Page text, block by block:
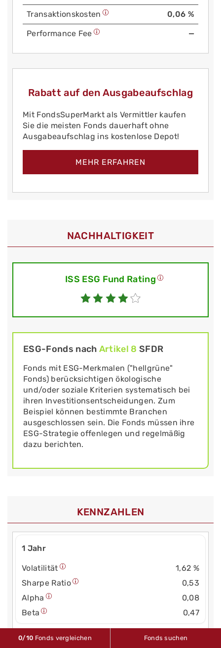
Trans­aktions­kosten 0,06 %
Performance Fee —
Rabatt auf den Ausgabeaufschlag
Mit FondsSuperMarkt als Vermittler kaufen
Sie die meisten Fonds dauerhaft ohne
Ausgabeaufschlag ins kostenlose Depot!
MEHR ERFAHREN
NACHHALTIGKEIT
ISS ESG Fund Rating
ESG-Fonds nach Artikel 8 SFDR
Fonds mit ESG-Merkmalen ("hellgrüne"
Fonds) berücksichtigen ökologische
und/oder soziale Kriterien systematisch bei
ihren Investitionsentscheidungen. Zum
Beispiel können bestimmte Branchen
ausgeschlossen sein. Die Fonds müssen ihre
ESG-Strategie offenlegen und regelmäßig
dazu berichten.
KENNZAHLEN
1 Jahr
Volatilität
1,62 %
Sharpe Ratio
0,53
Alpha
0,08
Beta
0,47
3 Jahre
0/10 Fonds vergleichen Fonds suchen